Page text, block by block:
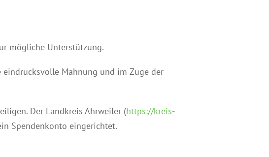
mögliche Unterstützung.
eindrucksvolle Mahnung und im Zuge der
Der Landkreis Ahrweiler (https://kreis-
Spendenkonto eingerichtet.